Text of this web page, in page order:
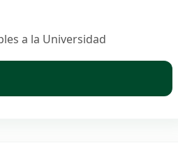
a la Universidad